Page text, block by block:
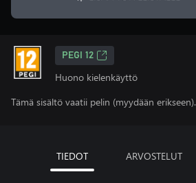
PEGI 12
Huono kielenkäyttö
Tämä sisältö vaatii pelin (myydään erikseen).
TIEDOT ARVOSTELUT